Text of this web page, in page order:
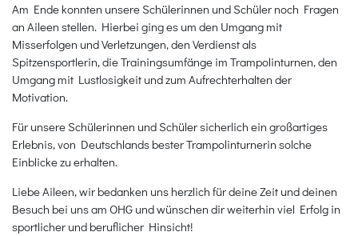
Am Ende konnten unsere Schülerinnen und Schüler noch Fragen
an Aileen stellen. Hierbei ging es um den Umgang mit
Misserfolgen und Verletzungen, den Verdienst als
Spitzensportlerin, die Trainingsumfänge im Trampolinturnen, den
Umgang mit Lustlosigkeit und zum Aufrechterhalten der
Motivation.
Für unsere Schülerinnen und Schüler sicherlich ein großartiges
Erlebnis, von Deutschlands bester Trampolinturnerin solche
Einblicke zu erhalten.
Liebe Aileen, wir bedanken uns herzlich für deine Zeit und deinen
Besuch bei uns am OHG und wünschen dir weiterhin viel Erfolg in
sportlicher und beruflicher Hinsicht!